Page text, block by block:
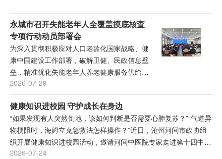
务。...
永城市召开失能老年人全覆盖摸底核查
专项行动动员部署会
为深入贯彻积极应对人口老龄化国家战略、健
康中国建设工作部署，破解卫健、民政信息壁
垒，精准优化失能老年人养老健康服务供给，
7月28日上午，市卫健委、市民政局联合召开
专项行动动员部署会。会上两部门联合印发
《关于联合开展全市失能老年人信息摸底核查
及建立等级评估互认共享机制工作的通知》，
两单位主要领导出席会议并讲话，各镇（街
道）卫生院（社区卫生服务中心）及市直有关
医疗机构负责人，各镇民政所长，第三方评估
2026-07-29
健康知识进校园 守护成长在身边
“如果发现有人突然倒地，该如何判断是否需要心肺复苏？”“气道异
物梗阻时，海姆立克急救法怎样操作？”近日，沧州河间市政协组
织开展健康知识进校园活动，邀请河间中医院专家走进第十四中
学，为师生们开展应急救护与健康知识培训。...
2026-07-24